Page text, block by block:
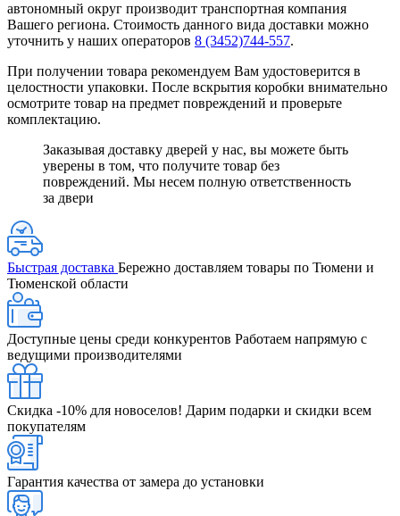
автономный округ производит транспортная компания
Вашего региона. Стоимость данного вида доставки можно
уточнить у наших операторов 8 (3452)744-557.
При получении товара рекомендуем Вам удостоверится в
целостности упаковки. После вскрытия коробки внимательно
осмотрите товар на предмет повреждений и проверьте
комплектацию.
Заказывая доставку дверей у нас, вы можете быть
уверены в том, что получите товар без
повреждений. Мы несем полную ответственность
за двери
Быстрая доставка Бережно доставляем товары по Тюмени и
Тюменской области
Доступные цены среди конкурентов Работаем напрямую с
ведущими производителями
Скидка -10% для новоселов! Дарим подарки и скидки всем
покупателям
Гарантия качества от замера до установки